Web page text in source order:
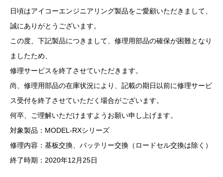
日頃はアイコーエンジニアリング製品をご愛顧いただきまして、
誠にありがとうございます。
この度、下記製品につきまして、修理用部品の確保が困難となり
ましたため、
修理サービスを終了させていただきます。
尚、修理用部品の在庫状況により、記載の期日以前に修理サービ
ス受付を終了させていただく場合がございます。
何卒、ご理解いただけますようお願い申し上げます。
対象製品：MODEL-RXシリーズ
修理内容：基板交換、バッテリー交換（ロードセル交換は除く）
終了時期：2020年12月25日